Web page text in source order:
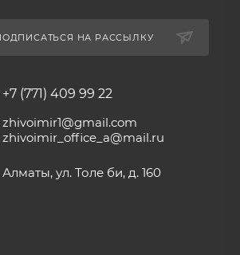
НА РАССЫЛКУ
+7 (771) 409 99 22
zhivoimir1@gmail.com
zhivoimir_office_a@mail.ru
Алматы, ул. Толе би, д. 160